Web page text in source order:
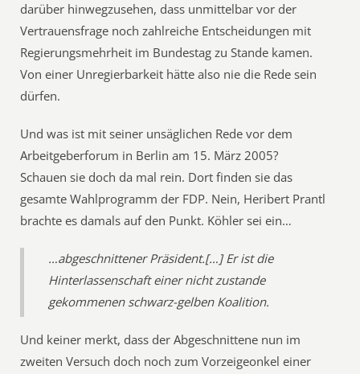
darüber hinwegzusehen, dass unmittelbar vor der
Vertrauensfrage noch zahlreiche Entscheidungen mit
Regierungsmehrheit im Bundestag zu Stande kamen.
Von einer Unregierbarkeit hätte also nie die Rede sein
dürfen.
Und was ist mit seiner unsäglichen Rede vor dem
Arbeitgeberforum in Berlin am 15. März 2005?
Schauen sie doch da mal rein. Dort finden sie das
gesamte Wahlprogramm der FDP. Nein, Heribert Prantl
brachte es damals auf den Punkt. Köhler sei ein…
…abgeschnittener Präsident.[…] Er ist die
Hinterlassenschaft einer nicht zustande
gekommenen schwarz-gelben Koalition.
Und keiner merkt, dass der Abgeschnittene nun im
zweiten Versuch doch noch zum Vorzeigeonkel einer